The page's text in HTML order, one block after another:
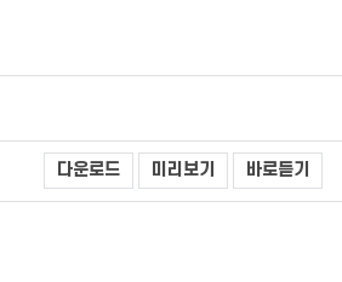
다운로드 미리보기 바로듣기